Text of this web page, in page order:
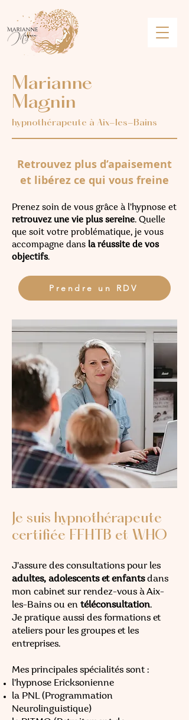
Marianne
Magnin
hypnothérapeute à Aix-les-Bains
Retrouvez plus d’apaisement
et libérez ce qui vous freine
Prenez soin de vous grâce à l’hypnose et
retrouvez une vie plus sereine. Quelle
que soit votre problématique, je vous
accompagne dans la réussite de vos
objectifs.
Prendre un RDV
Je suis hypnothérapeute
certifiée FFHTB et WHO
J’assure des consultations pour les
adultes, adolescents et enfantsdans
mon cabinet sur rendez-vous à Aix-
les-Bains ou en téléconsultation.
Je pratique aussi des formations et
ateliers pour les groupes et les
entreprises.
Mes principales spécialités sont :
l’hypnose Ericksonienne
la PNL (Programmation
Neurolinguistique)